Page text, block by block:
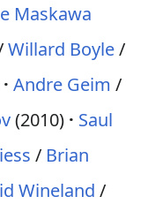
Maskawa
Willard Boyle/
Andre Geim /
(2010)
Saul
/ Brian
Wineland /